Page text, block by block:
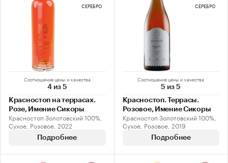
Соотношение цены и качества
4 из 5
Красностоп на террасах.
Розе, Имение Сикоры
Красностоп Золотовский 100%,
Сухое, Розовое, 2022
Подробнее
СЕРЕБРО
Соотношение цены и качества
5 из 5
Красностоп. Террасы.
Розовое, Имение Сикоры
Красностоп Золотовский 100%,
Сухое, Розовое, 2019
Подробнее
СЕРЕБРО